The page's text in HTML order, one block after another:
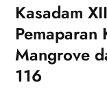
Kasadam
Pemaparan
Mangrove
116